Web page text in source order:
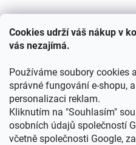
Cookies udrží váš nákup v
vás nezajímá.
Používáme soubory cookies
správné fungování e-shopu,
personalizaci reklam.
Kliknutím na "Souhlasím"
osobních údajů společností
včetně společnosti Google,
Dětský nákrčník STAR
bílé